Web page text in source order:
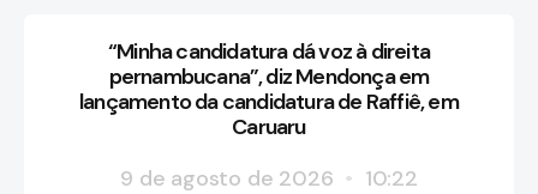
“Minha candidatura dá voz à direita
pernambucana”, diz Mendonça em
lançamento da candidatura de Raffiê, em
Caruaru
9 de agosto de 2026
10:22